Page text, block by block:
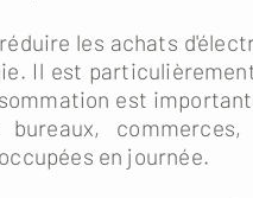
les achats
Il est
est
en journée.